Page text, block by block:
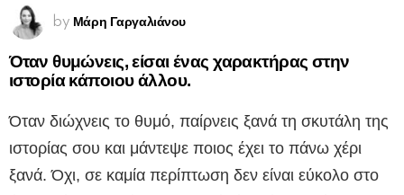
by Μάρη Γαργαλιάνου
Όταν θυμώνεις, είσαι ένας χαρακτήρας στην
ιστορία κάποιου άλλου.
Όταν διώχνεις το θυμό, παίρνεις ξανά τη σκυτάλη της
ιστορίας σου και μάντεψε ποιος έχει το πάνω χέρι
ξανά. Όχι, σε καμία περίπτωση δεν είναι εύκολο στο